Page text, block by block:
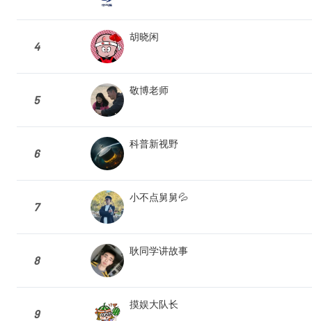
4
胡晓闲
5
敬博老师
6
科普新视野
7
小不点舅舅💦
8
耿同学讲故事
9
摸娱大队长